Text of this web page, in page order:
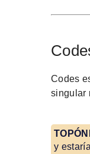
Codes
singular
y